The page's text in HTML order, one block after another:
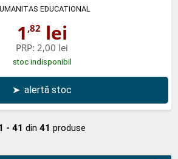
EDUCATIONAL
1 ,82lei
PRP: 2,00 lei
stoc indisponibil
➤ alertă stoc
- 41 din 41 produse